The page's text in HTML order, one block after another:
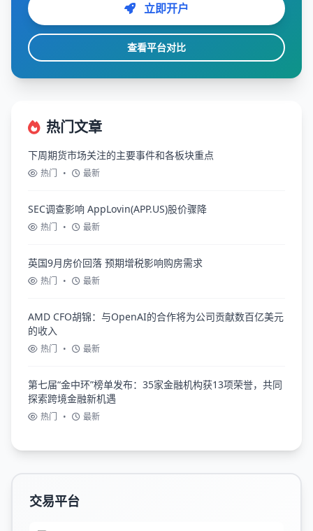
立即开户
查看平台对比
热门文章
下周期货市场关注的主要事件和各板块重点
热门 • 最新
SEC调查影响 AppLovin(APP.US)股价骤降
热门 • 最新
英国9月房价回落 预期增税影响购房需求
热门 • 最新
AMD CFO胡锦：与OpenAI的合作将为公司贡献数百亿美元
的收入
热门 • 最新
第七届“金中环”榜单发布：35家金融机构获13项荣誉，共同
探索跨境金融新机遇
热门 • 最新
交易平台